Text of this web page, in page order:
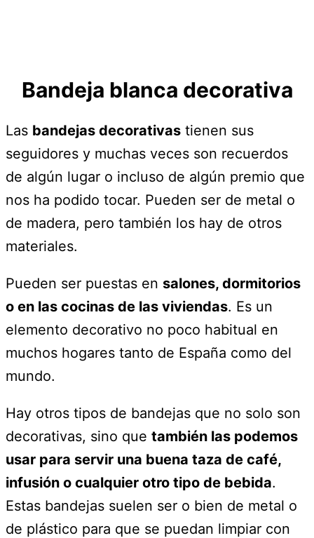
Bandeja blanca decorativa
Las bandejas decorativas tienen sus
seguidores y muchas veces son recuerdos
de algún lugar o incluso de algún premio que
nos ha podido tocar. Pueden ser de metal o
de madera, pero también los hay de otros
materiales.
Pueden ser puestas en salones, dormitorios
o en las cocinas de las viviendas. Es un
elemento decorativo no poco habitual en
muchos hogares tanto de España como del
mundo.
Hay otros tipos de bandejas que no solo son
decorativas, sino que también las podemos
usar para servir una buena taza de café,
infusión o cualquier otro tipo de bebida.
Estas bandejas suelen ser o bien de metal o
de plástico para que se puedan limpiar con